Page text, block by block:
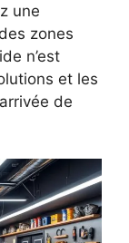
une
zones
n’est
et les
de